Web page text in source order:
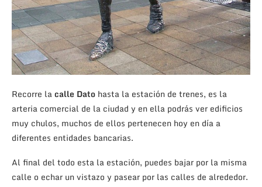
Recorre lacalle Dato hasta la estación de trenes, es la
arteria comercial de la ciudad y en ella podrás ver edificios
muy chulos, muchos de ellos pertenecen hoy en día a
diferentes entidades bancarias.
Al final del todo esta la estación, puedes bajar por la misma
calle o echar un vistazo y pasear por las calles de alrededor.